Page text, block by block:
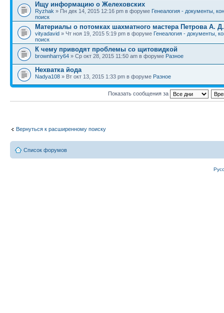
Ищу информацию о Желеховских
Ryzhak » Пн дек 14, 2015 12:16 pm в форуме Генеалогия - документы,
поиск
Материалы о потомках шахматного мастера Петрова А. Д.
vityadavid » Чт ноя 19, 2015 5:19 pm в форуме Генеалогия - документы,
поиск
К чему приводят проблемы со щитовидкой
brownharry64 » Ср окт 28, 2015 11:50 am в форуме Разное
Нехватка йода
Nadya108 » Вт окт 13, 2015 1:33 pm в форуме Разное
Показать сообщения за
Вернуться к расширенному поиску
Список форумов